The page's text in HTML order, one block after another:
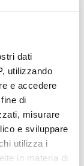
dati
utilizzando
e accedere
di
misurare
e sviluppare
utilizza i
in materia di
Angeli
(2014).
9. doi:
E., &
Il Mulino
(2011).
(BDI‐II),